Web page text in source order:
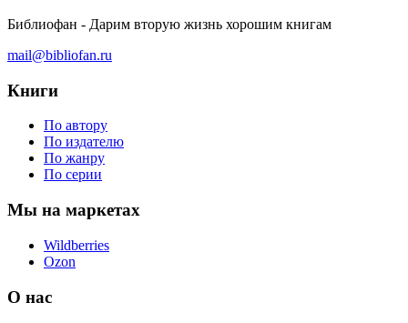
Библиофан - Дарим вторую жизнь хорошим книгам
mail@bibliofan.ru
Книги
По автору
По издателю
По жанру
По серии
Мы на маркетах
Wildberries
Ozon
О нас